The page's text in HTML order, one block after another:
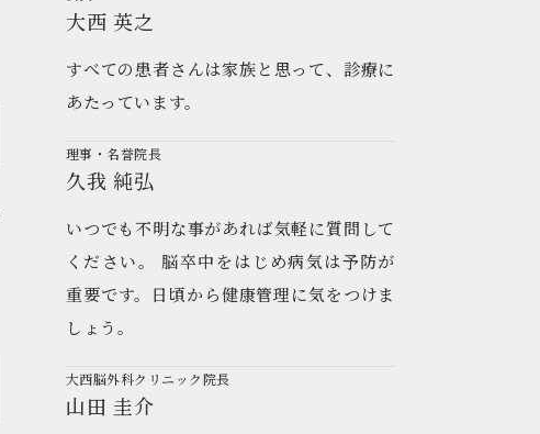
大西 英之
すべての患者さんは家族と思って、診療に
あたっています。
理事・名誉院長
久我 純弘
いつでも不明な事があれば気軽に質問して
ください。 脳卒中をはじめ病気は予防が
重要です。日頃から健康管理に気をつけま
しょう。
大西脳外科クリニック院長
山田 圭介